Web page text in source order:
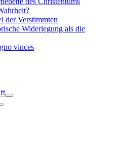
der Verstimmten
Widerlegung als die
vinces